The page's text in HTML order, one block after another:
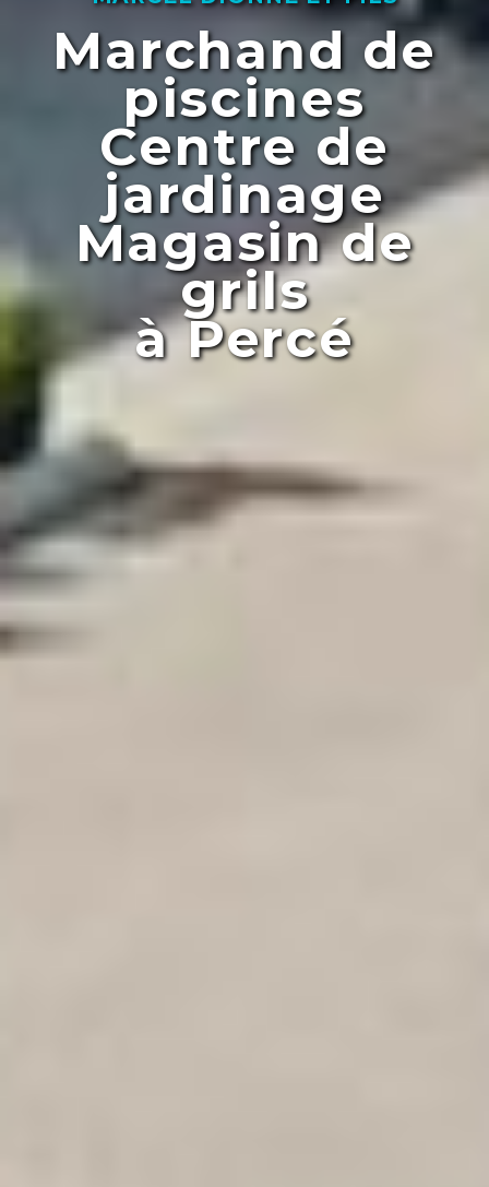
Marchand de
piscines
Centre de
jardinage
Magasin de
grils
à Percé